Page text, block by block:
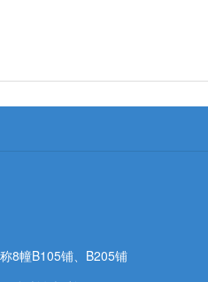
8幢B105铺、B205铺